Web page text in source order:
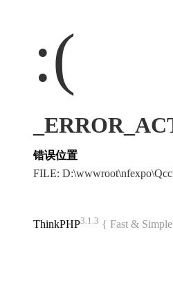
:(
错误位置
FILE:
ThinkPHP3.1.3 { Fast &